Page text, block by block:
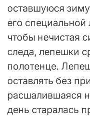
оставшуюся
его
чтобы нечистая
следа, лепешки
полотенце.
оставлять без
расшалившаяся
день старалась